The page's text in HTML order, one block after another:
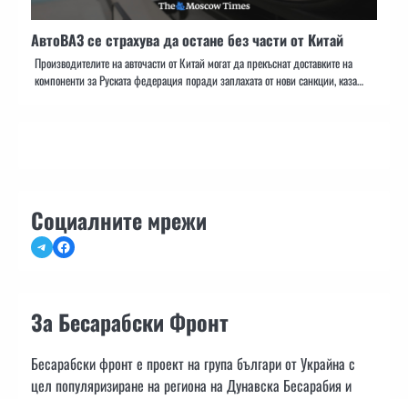
АвтоВАЗ се страхува да остане без части от Китай
Производителите на авточасти от Китай могат да прекъснат доставките на
компоненти за Руската федерация поради заплахата от нови санкции, каза…
Социалните мрежи
TelegramFacebook
За Бесарабски Фронт
Бесарабски фронт е проект на група българи от Украйна с
цел популяризиране на региона на Дунавска Бесарабия и